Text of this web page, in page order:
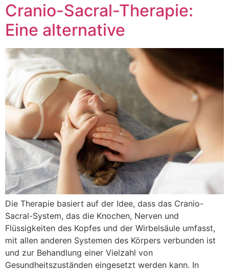
Cranio-Sacral-Therapie:
Eine alternative
Die Therapie basiert auf der Idee, dass das Cranio-
Sacral-System, das die Knochen, Nerven und
Flüssigkeiten des Kopfes und der Wirbelsäule umfasst,
mit allen anderen Systemen des Körpers verbunden ist
und zur Behandlung einer Vielzahl von
Gesundheitszuständen eingesetzt werden kann. In